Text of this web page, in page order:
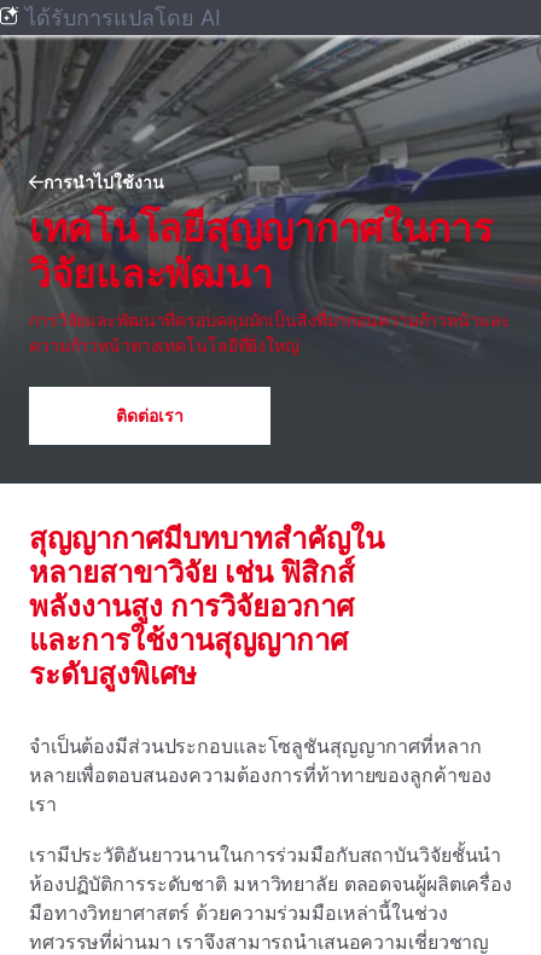
ได้รับการแปลโดย AI
การนำไปใช้งาน
เทคโนโลยีสุญญากาศในการ
วิจัยและพัฒนา
การวิจัยและพัฒนาที่ครอบคลุมมักเป็นสิ่งที่มาก่อนความก้าวหน้าและ
ความก้าวหน้าทางเทคโนโลยีที่ยิ่งใหญ่
ติดต่อเรา
สุญญากาศมีบทบาทสําคัญใน
หลายสาขาวิจัย เช่น ฟิสิกส์
พลังงานสูง การวิจัยอวกาศ
และการใช้งานสุญญากาศ
ระดับสูงพิเศษ
จําเป็นต้องมีส่วนประกอบและโซลูชันสุญญากาศที่หลาก
หลายเพื่อตอบสนองความต้องการที่ท้าทายของลูกค้าของ
เรา
เรามีประวัติอันยาวนานในการร่วมมือกับสถาบันวิจัยชั้นนํา
ห้องปฏิบัติการระดับชาติ มหาวิทยาลัย ตลอดจนผู้ผลิตเครื่อง
มือทางวิทยาศาสตร์ ด้วยความร่วมมือเหล่านี้ในช่วง
ทศวรรษที่ผ่านมา เราจึงสามารถนําเสนอความเชี่ยวชาญ